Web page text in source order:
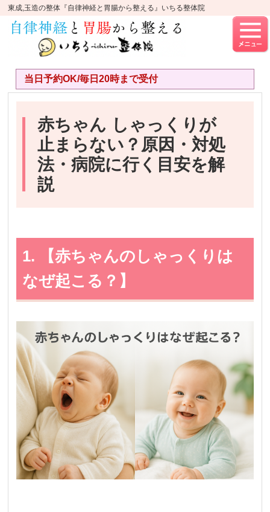
東成,玉造の整体『自律神経と胃腸から整える』いちる整体院
当日予約OK/毎日20時まで受付
赤ちゃん しゃっくりが
止まらない？原因・対処
法・病院に行く目安を解
説
1. 【赤ちゃんのしゃっくりは
なぜ起こる？】